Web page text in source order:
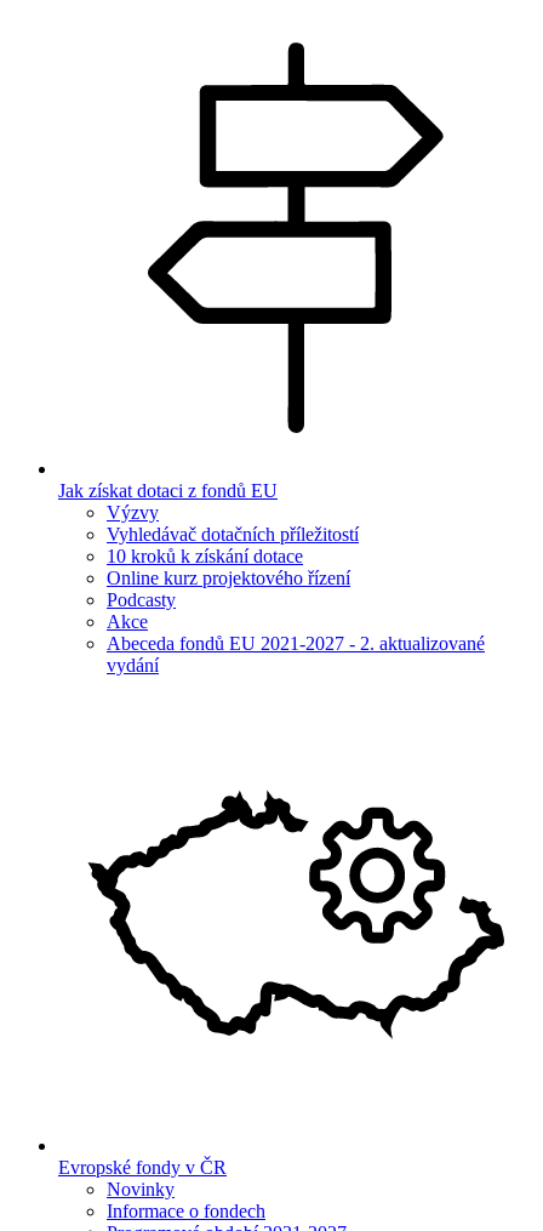
Jak získat dotaci z fondů EU
Výzvy
Vyhledávač dotačních příležitostí
10 kroků k získání dotace
Online kurz projektového řízení
Podcasty
Akce
Abeceda fondů EU 2021-2027 - 2. aktualizované
vydání
Evropské fondy v ČR
Novinky
Informace o fondech